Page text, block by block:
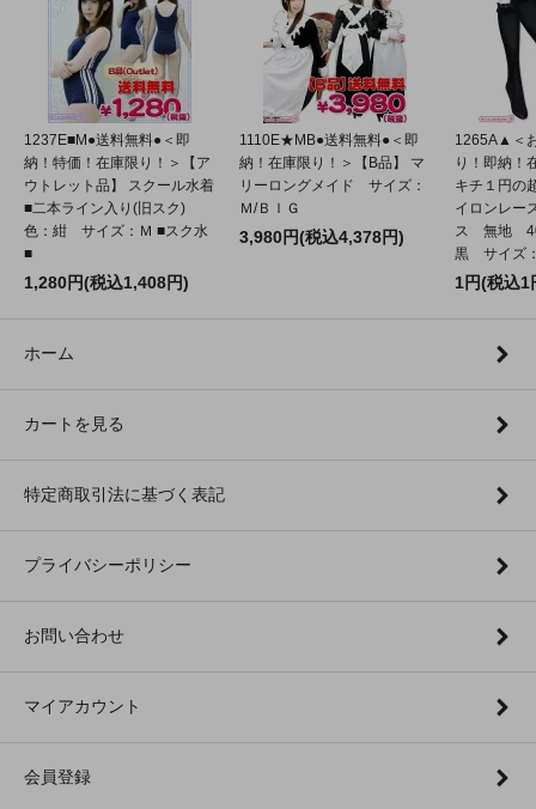
1237E■M●送料無料●＜即
納！特価！在庫限り！＞【ア
ウトレット品】 スクール水着
■二本ライン入り(旧スク)
色：紺 サイズ：Ｍ ■スク水
■
1,280円(税込1,408円)
1110E★MB●送料無料●＜即
納！在庫限り！＞【B品】 マ
リーロングメイド サイズ：
Ｍ/ＢＩＧ
3,980円(税込4,378円)
1265A▲＜
り！即納！
キチ１円の
イロンレー
ス 無地
黒 サイズ
1円(税込1
ホーム
カートを見る
特定商取引法に基づく表記
プライバシーポリシー
お問い合わせ
マイアカウント
会員登録